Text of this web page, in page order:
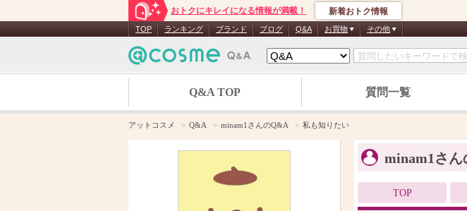
おトクにキレイになる情報が満載！ 新着おトク情報
TOP ランキング ブランド ブログ Q&A お買物 その他
Q&A TOP 質問一覧
アットコスメ Q&A minam1さんのQ&A 私も知りたい
minam1さ
TOP